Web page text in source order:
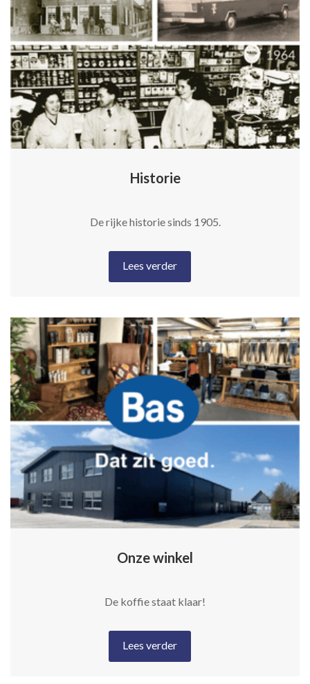
Historie
De rijke historie sinds 1905.
Lees verder
Onze winkel
De koffie staat klaar!
Lees verder